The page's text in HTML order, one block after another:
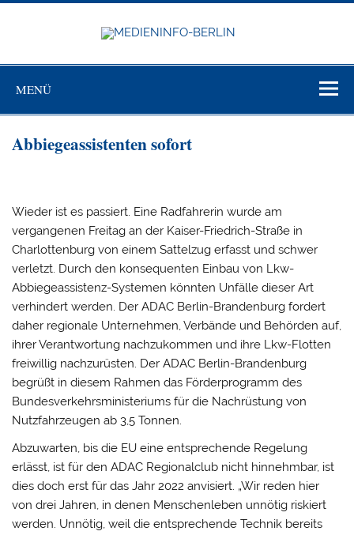
Zum
MENÜ
Abbiegeassistenten sofort
Wieder ist es passiert. Eine Radfahrerin wurde am
vergangenen Freitag an der Kaiser-Friedrich-Straße in
Charlottenburg von einem Sattelzug erfasst und schwer
verletzt. Durch den konsequenten Einbau von Lkw-
Abbiegeassistenz-Systemen könnten Unfälle dieser Art
verhindert werden. Der ADAC Berlin-Brandenburg fordert
daher regionale Unternehmen, Verbände und Behörden auf,
ihrer Verantwortung nachzukommen und ihre Lkw-Flotten
freiwillig nachzurüsten. Der ADAC Berlin-Brandenburg
begrüßt in diesem Rahmen das Förderprogramm des
Bundesverkehrsministeriums für die Nachrüstung von
Nutzfahrzeugen ab 3,5 Tonnen.
Abzuwarten, bis die EU eine entsprechende Regelung
erlässt, ist für den ADAC Regionalclub nicht hinnehmbar, ist
dies doch erst für das Jahr 2022 anvisiert. „Wir reden hier
von drei Jahren, in denen Menschenleben unnötig riskiert
werden. Unnötig, weil die entsprechende Technik bereits